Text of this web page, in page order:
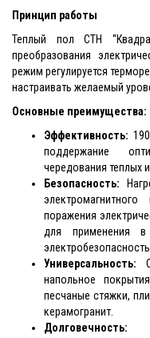
Принцип работы
Теплый пол СТН
преобразования
режим регулируется
настраивать желаемый
Основные преимущества:
Эффективность:
поддержание
чередования теплых
Безопасность:
поражения
для применения в
электробезопасность.
Универсальность:
напольное
песчаные стяжки,
керамогранит.
Долговечность: